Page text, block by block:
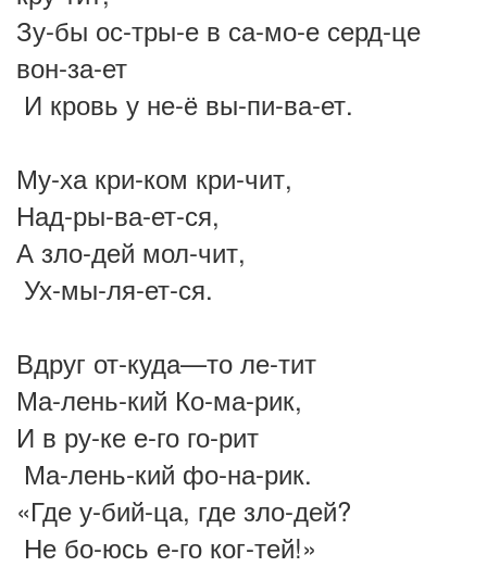
Зу-бы ос-тры-е в са-мо-е серд-це
вон-за-ет
И кровь у не-ё вы-пи-ва-ет.
Му-ха кри-ком кри-чит,
Над-ры-ва-ет-ся,
А зло-дей мол-чит,
Ух-мы-ля-ет-ся.
Вдруг от-куда—то ле-тит
Ма-лень-кий Ко-ма-рик,
И в ру-ке е-го го-рит
Ма-лень-кий фо-на-рик.
«Где у-бий-ца, где зло-дей?
Не бо-юсь е-го ког-тей!»